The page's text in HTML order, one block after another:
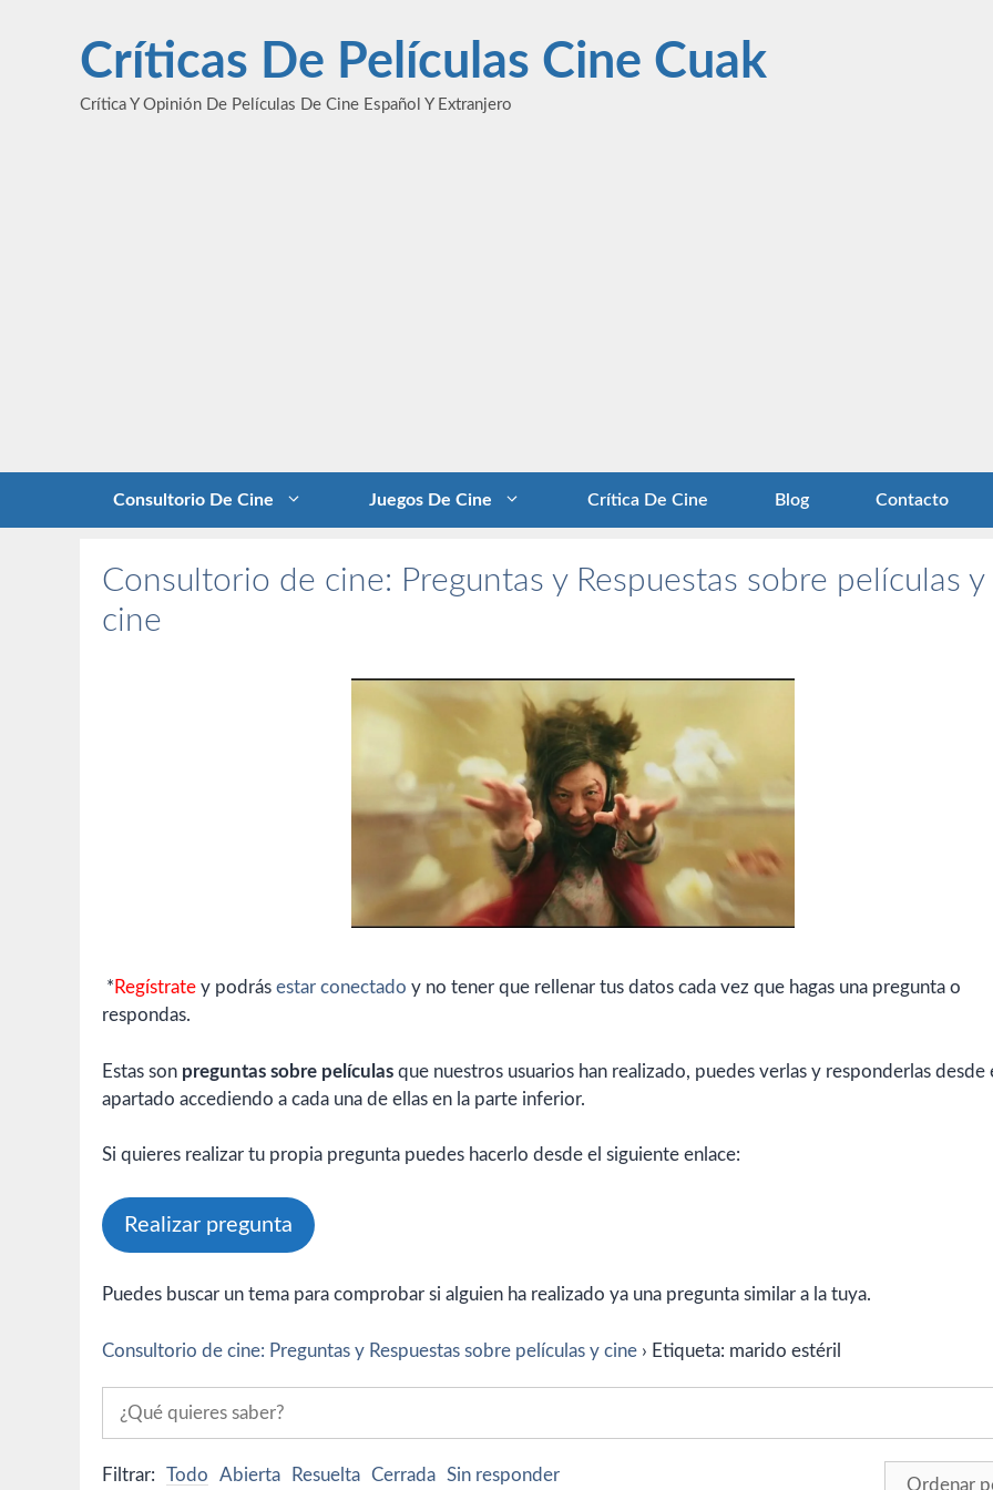
contenidoCríticas De Películas Cine Cuak
Crítica Y Opinión De Películas De Cine Español Y Extranjero
Consultorio De Cine Juegos De Cine Crítica De Cine Blog Contacto
Consultorio de cine: Preguntas y Respuestas sobre películas y
cine
* Regístrate y podrás estar conectado y no tener que rellenar tus datos cada vez que hagas una pregunta o
respondas.
Estas son preguntas sobre películas que nuestros usuarios han realizado, puedes verlas y responderlas desde
apartado accediendo a cada una de ellas en la parte inferior.
Si quieres realizar tu propia pregunta puedes hacerlo desde el siguiente enlace:
Realizar pregunta
Puedes buscar un tema para comprobar si alguien ha realizado ya una pregunta similar a la tuya.
Consultorio de cine: Preguntas y Respuestas sobre películas y cine › Etiqueta: marido estéril
Filtrar: Todo Abierta Resuelta Cerrada Sin responder